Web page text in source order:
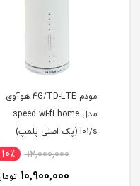
300 گیگ اینترنت شش
ماهه ( مخصوص مودم )
3,100,000 7٪
2,890,000